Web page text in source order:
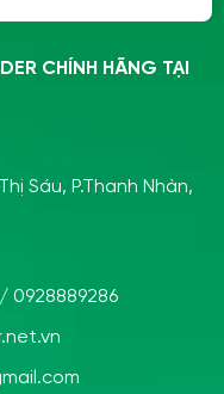
CHÍNH HÃNG TẠI
Sáu, P.Thanh Nhàn,
/ 0928889286